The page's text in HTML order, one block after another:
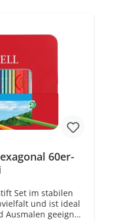
60er-
Set im stabilen
und ist ideal
geeignet.